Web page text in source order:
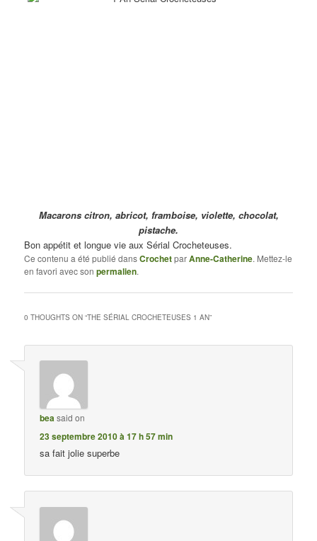
Macarons citron, abricot, framboise, violette, chocolat,
pistache.
Bon appétit et longue vie aux Sérial Crocheteuses.
Ce contenu a été publié dansCrochetparAnne-Catherine. Mettez-le
en favori avec sonpermalien.
0 THOUGHTS ON “THE SÉRIAL CROCHETEUSES 1 AN”
beasaid on
23 septembre 2010 à 17 h 57 min
sa fait jolie superbe